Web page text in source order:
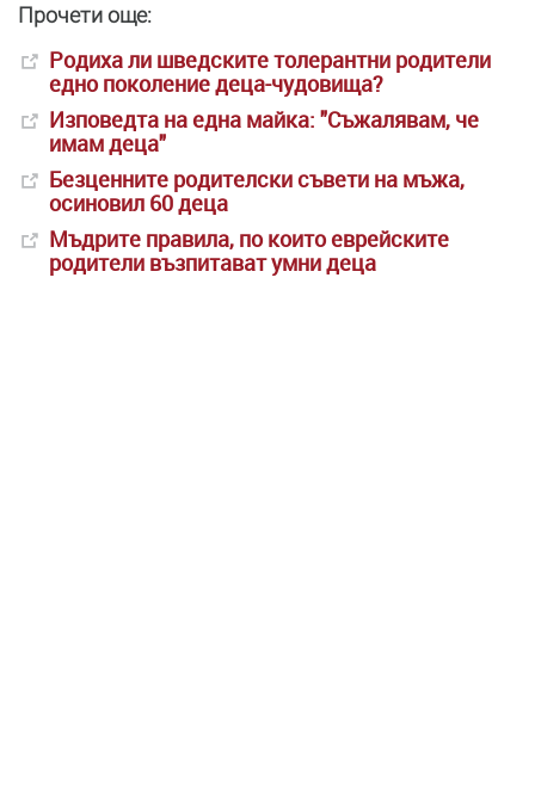
Прочети още:
Родиха ли шведските толерантни родители
едно поколение деца-чудовища?
Изповедта на една майка: "Съжалявам, че
имам деца"
Безценните родителски съвети на мъжа,
осиновил 60 деца
Мъдрите правила, по които еврейските
родители възпитават умни деца